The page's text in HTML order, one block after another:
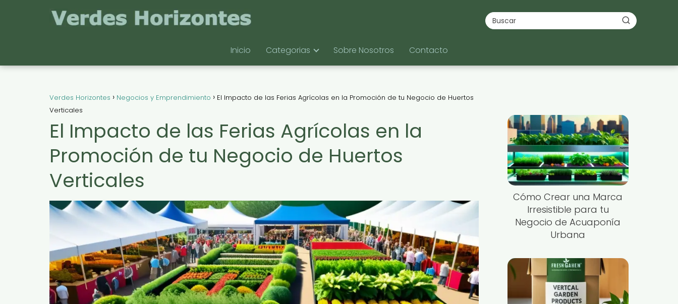
Inicio Categorias Sobre Nosotros Contacto
Verdes Horizontes Negocios y Emprendimiento
El Impacto de las Ferias Agrícolas en la Promoción de tu Negocio de Huertos
Verticales
El Impacto de las Ferias Agrícolas en la
Promoción de tu Negocio de Huertos
Verticales
Cómo Crear una Marca
Irresistible para tu
Negocio de Acuaponía
Urbana